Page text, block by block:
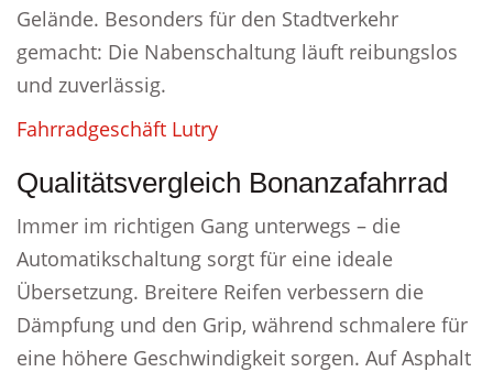
Gelände. Besonders für den Stadtverkehr
gemacht: Die Nabenschaltung läuft reibungslos
und zuverlässig.
Fahrradgeschäft Lutry
Qualitätsvergleich Bonanzafahrrad
Immer im richtigen Gang unterwegs – die
Automatikschaltung sorgt für eine ideale
Übersetzung. Breitere Reifen verbessern die
Dämpfung und den Grip, während schmalere für
eine höhere Geschwindigkeit sorgen. Auf Asphalt